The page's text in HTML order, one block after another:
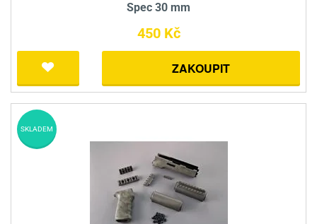
Spec 30 mm
450 Kč
ZAKOUPIT
SKLADEM